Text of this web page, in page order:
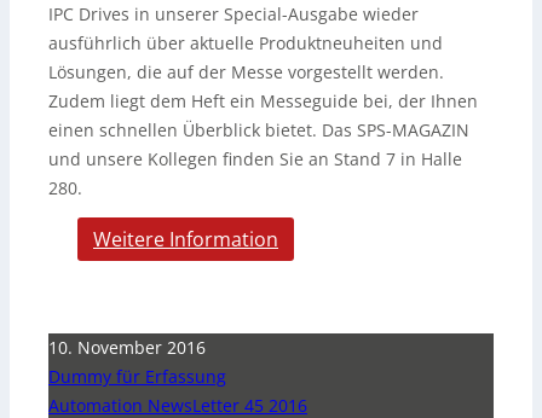
IPC Drives in unserer Special-Ausgabe wieder
ausführlich über aktuelle Produktneuheiten und
Lösungen, die auf der Messe vorgestellt werden.
Zudem liegt dem Heft ein Messeguide bei, der Ihnen
einen schnellen Überblick bietet. Das SPS-MAGAZIN
und unsere Kollegen finden Sie an Stand 7 in Halle
280.
Weitere Information
10. November 2016
Dummy für Erfassung
Automation NewsLetter 45 2016